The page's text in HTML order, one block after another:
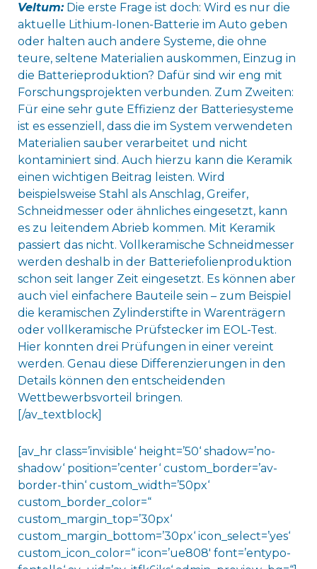
Veltum:Die erste Frage ist doch: Wird es nur die
aktuelle Lithium-Ionen-Batterie im Auto geben
oder halten auch andere Systeme, die ohne
teure, seltene Materialien auskommen, Einzug in
die Batterieproduktion? Dafür sind wir eng mit
Forschungsprojekten verbunden. Zum Zweiten:
Für eine sehr gute Effizienz der Batteriesysteme
ist es essenziell, dass die im System verwendeten
Materialien sauber verarbeitet und nicht
kontaminiert sind. Auch hierzu kann die Keramik
einen wichtigen Beitrag leisten. Wird
beispielsweise Stahl als Anschlag, Greifer,
Schneidmesser oder ähnliches eingesetzt, kann
es zu leitendem Abrieb kommen. Mit Keramik
passiert das nicht. Vollkeramische Schneidmesser
werden deshalb in der Batteriefolienproduktion
schon seit langer Zeit eingesetzt. Es können aber
auch viel einfachere Bauteile sein – zum Beispiel
die keramischen Zylinderstifte in Warenträgern
oder vollkeramische Prüfstecker im EOL-Test.
Hier konnten drei Prüfungen in einer vereint
werden. Genau diese Differenzierungen in den
Details können den entscheidenden
Wettbewerbsvorteil bringen.
[/av_textblock]
[av_hr class=’invisible‘ height=’50‘ shadow=’no-
shadow‘ position=’center‘ custom_border=’av-
border-thin‘ custom_width=’50px‘
custom_border_color=“
custom_margin_top=’30px‘
custom_margin_bottom=’30px‘ icon_select=’yes‘
custom_icon_color=“ icon=’ue808′ font=’entypo-